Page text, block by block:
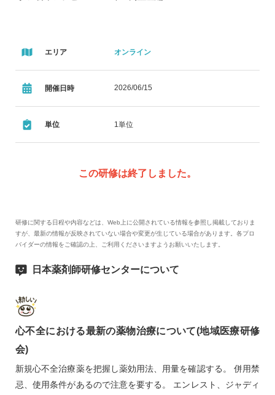
エリア オンライン
開催日時 2026/06/15
単位 1単位
この研修は終了しました。
研修に関する日程や内容などは、Web上に公開されている情報を参照し掲載しておりま
すが、最新の情報が反映されていない場合や変更が生じている場合があります。各プロ
バイダーの情報をご確認の上、ご利用くださいますようお願いいたします。
日本薬剤師研修センターについて
心不全における最新の薬物治療について(地域医療研修
会)
新規心不全治療薬を把握し薬効用法、用量を確認する。 併用禁
忌、使用条件があるので注意を要する。 エンレスト、ジャディ